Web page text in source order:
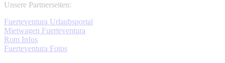
Unsere Partnerseiten:
Fuerteventura Urlaubsportal
Mietwagen Fuerteventura
Rom Infos
Fuerteventura Fotos